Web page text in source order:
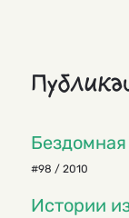
#98 / 2010
Истории